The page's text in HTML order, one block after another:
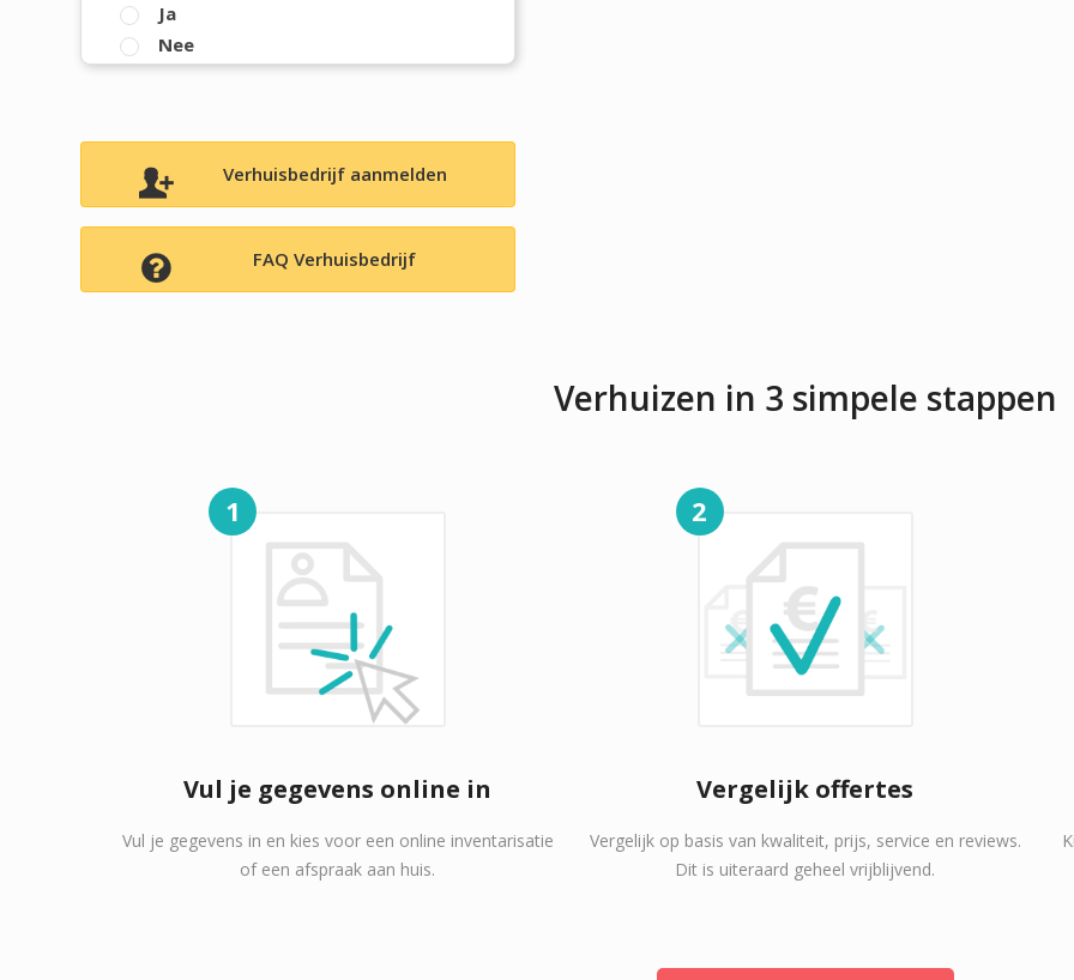
Ja
Nee
Verhuisbedrijf aanmelden
FAQ Verhuisbedrijf
Verhuizen in 3 simpele stappen
1
Vul je gegevens online in
Vul je gegevens in en kies voor een online inventarisatie
of een afspraak aan huis.
2
Vergelijk offertes
Vergelijk op basis van kwaliteit, prijs, service en reviews.
Dit is uiteraard geheel vrijblijvend.